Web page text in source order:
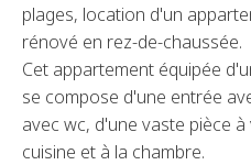
plages, location d'un
rénové en rez-de-chaussée.
Cet appartement équipée
se compose d'une entrée
avec wc, d'une vaste pièce
cuisine et à la chambre.